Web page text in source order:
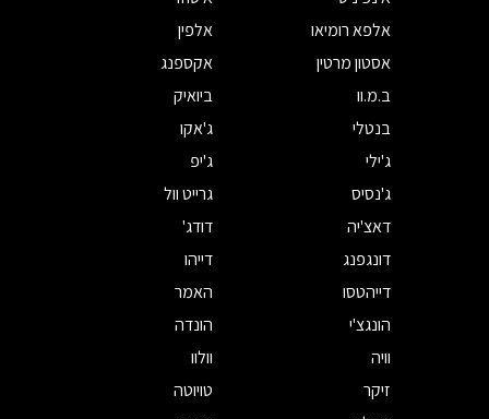
אלפא רומיאו
אלפין
אסטון מרטין
אקספנג
ב.מ.וו
ביואיק
בנטלי
ג'אקו
ג'ילי
ג'יפ
ג'נסיס
גרייט וול
דאצ'יה
דודג'
דונגפנג
דייהו
דייהטסו
האמר
הונגצ'י
הונדה
וויה
וולוו
זיקר
טויוטה